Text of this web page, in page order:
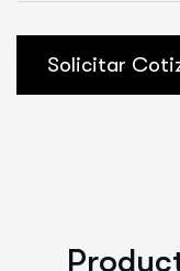
Solicitar